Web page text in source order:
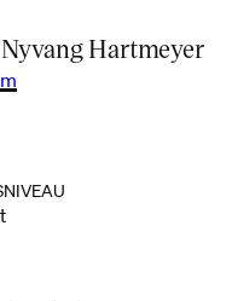
Hartmeyer